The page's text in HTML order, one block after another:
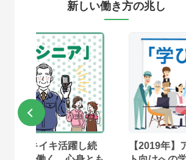
新しい働き方の兆し
【2019年】アルバイト・パー